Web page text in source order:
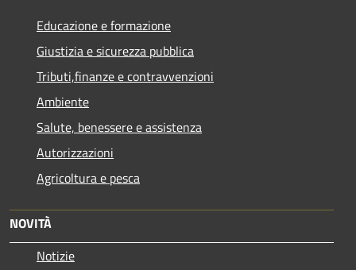
Educazione e formazione
Giustizia e sicurezza pubblica
Tributi,finanze e contravvenzioni
Ambiente
Salute, benessere e assistenza
Autorizzazioni
Agricoltura e pesca
NOVITÀ
Notizie